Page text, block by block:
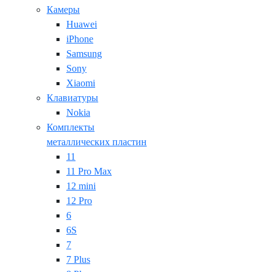
Камеры
Huawei
iPhone
Samsung
Sony
Xiaomi
Клавиатуры
Nokia
Комплекты
металлических пластин
11
11 Pro Max
12 mini
12 Pro
6
6S
7
7 Plus